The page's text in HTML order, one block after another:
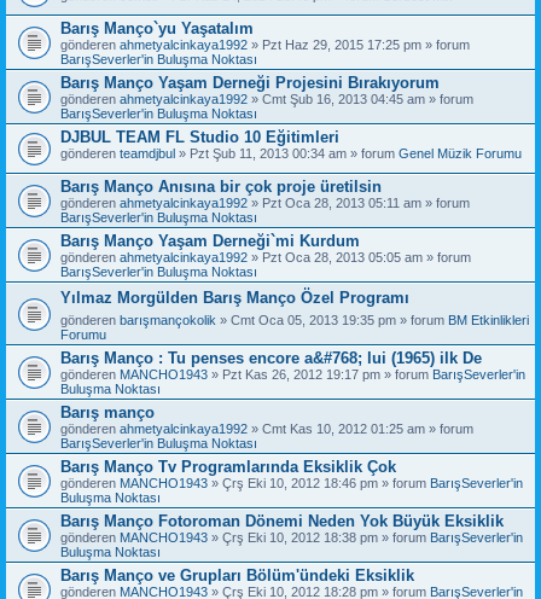
Barış Manço`yu Yaşatalım
gönderen ahmetyalcinkaya1992 » Pzt Haz 29, 2015 17:25 pm » forum
BarışSeverler'in Buluşma Noktası
Barış Manço Yaşam Derneği Projesini Bırakıyorum
gönderen ahmetyalcinkaya1992 » Cmt Şub 16, 2013 04:45 am » forum
BarışSeverler'in Buluşma Noktası
DJBUL TEAM FL Studio 10 Eğitimleri
gönderen teamdjbul » Pzt Şub 11, 2013 00:34 am » forum Genel Müzik Forumu
Barış Manço Anısına bir çok proje üretilsin
gönderen ahmetyalcinkaya1992 » Pzt Oca 28, 2013 05:11 am » forum
BarışSeverler'in Buluşma Noktası
Barış Manço Yaşam Derneği`mi Kurdum
gönderen ahmetyalcinkaya1992 » Pzt Oca 28, 2013 05:05 am » forum
BarışSeverler'in Buluşma Noktası
Yılmaz Morgülden Barış Manço Özel Programı
gönderen barışmançokolik » Cmt Oca 05, 2013 19:35 pm » forum BM Etkinlikleri
Forumu
Barış Manço : Tu penses encore a&#768; lui (1965) ilk De
gönderen MANCHO1943 » Pzt Kas 26, 2012 19:17 pm » forum BarışSeverler'in
Buluşma Noktası
Barış manço
gönderen ahmetyalcinkaya1992 » Cmt Kas 10, 2012 01:25 am » forum
BarışSeverler'in Buluşma Noktası
Barış Manço Tv Programlarında Eksiklik Çok
gönderen MANCHO1943 » Çrş Eki 10, 2012 18:46 pm » forum BarışSeverler'in
Buluşma Noktası
Barış Manço Fotoroman Dönemi Neden Yok Büyük Eksiklik
gönderen MANCHO1943 » Çrş Eki 10, 2012 18:38 pm » forum BarışSeverler'in
Buluşma Noktası
Barış Manço ve Grupları Bölüm'ündeki Eksiklik
gönderen MANCHO1943 » Çrş Eki 10, 2012 18:28 pm » forum BarışSeverler'in